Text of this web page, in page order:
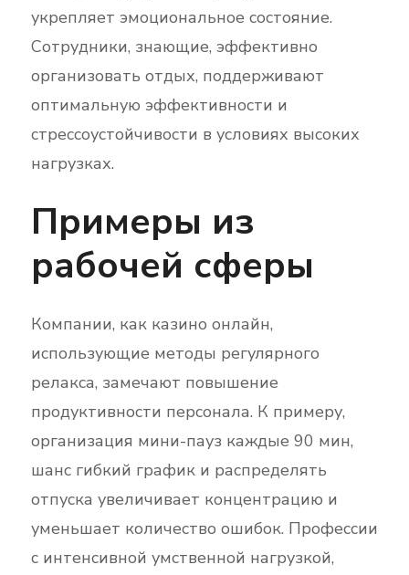
укрепляет эмоциональное состояние.
Сотрудники, знающие, эффективно
организовать отдых, поддерживают
оптимальную эффективности и
стрессоустойчивости в условиях высоких
нагрузках.
Примеры из
рабочей сферы
Компании, как казино онлайн,
использующие методы регулярного
релакса, замечают повышение
продуктивности персонала. К примеру,
организация мини-пауз каждые 90 мин,
шанс гибкий график и распределять
отпуска увеличивает концентрацию и
уменьшает количество ошибок. Профессии
с интенсивной умственной нагрузкой,